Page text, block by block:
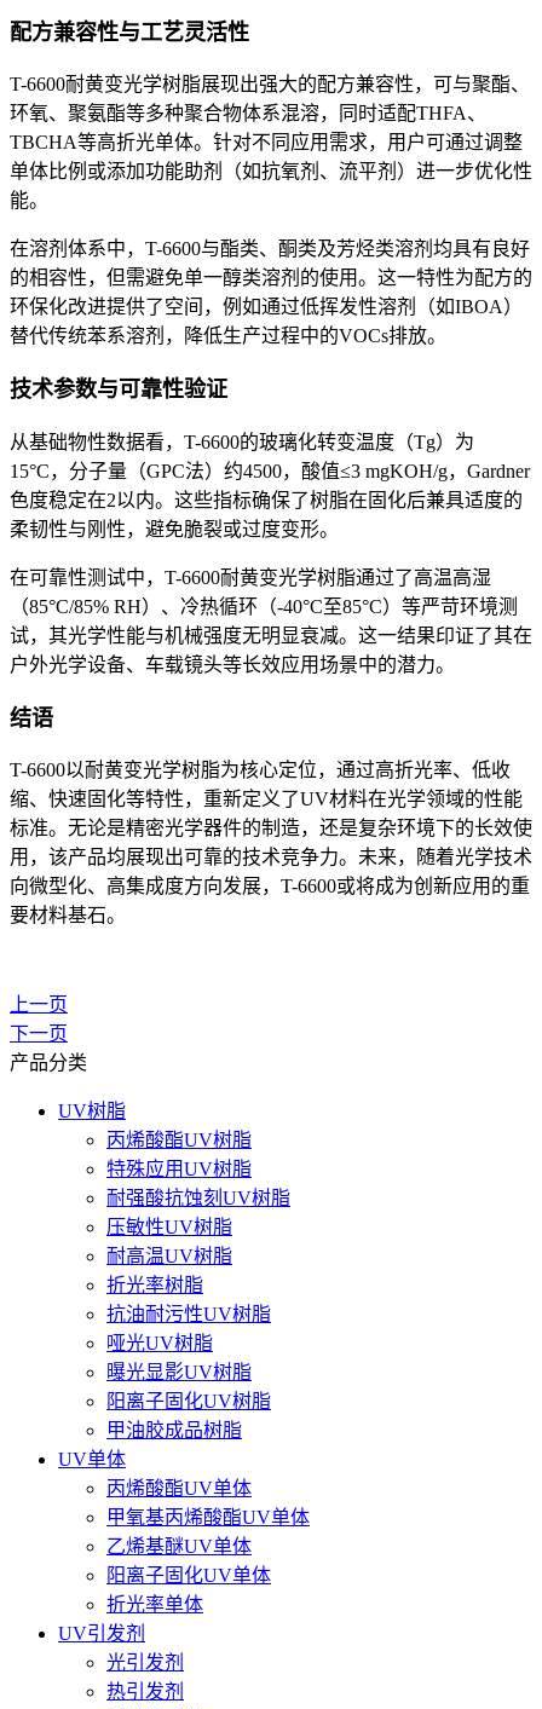
配方兼容性与工艺灵活性
T-6600耐黄变光学树脂展现出强大的配方兼容性，可与聚酯、
环氧、聚氨酯等多种聚合物体系混溶，同时适配THFA、
TBCHA等高折光单体。针对不同应用需求，用户可通过调整
单体比例或添加功能助剂（如抗氧剂、流平剂）进一步优化性
能。
在溶剂体系中，T-6600与酯类、酮类及芳烃类溶剂均具有良好
的相容性，但需避免单一醇类溶剂的使用。这一特性为配方的
环保化改进提供了空间，例如通过低挥发性溶剂（如IBOA）
替代传统苯系溶剂，降低生产过程中的VOCs排放。
技术参数与可靠性验证
从基础物性数据看，T-6600的玻璃化转变温度（Tg）为
15°C，分子量（GPC法）约4500，酸值≤3 mgKOH/g，Gardner
色度稳定在2以内。这些指标确保了树脂在固化后兼具适度的
柔韧性与刚性，避免脆裂或过度变形。
在可靠性测试中，T-6600耐黄变光学树脂通过了高温高湿
（85°C/85% RH）、冷热循环（-40°C至85°C）等严苛环境测
试，其光学性能与机械强度无明显衰减。这一结果印证了其在
户外光学设备、车载镜头等长效应用场景中的潜力。
结语
T-6600以耐黄变光学树脂为核心定位，通过高折光率、低收
缩、快速固化等特性，重新定义了UV材料在光学领域的性能
标准。无论是精密光学器件的制造，还是复杂环境下的长效使
用，该产品均展现出可靠的技术竞争力。未来，随着光学技术
向微型化、高集成度方向发展，T-6600或将成为创新应用的重
要材料基石。
上一页
下一页
产品分类
UV树脂
丙烯酸酯UV树脂
特殊应用UV树脂
耐强酸抗蚀刻UV树脂
压敏性UV树脂
耐高温UV树脂
折光率树脂
抗油耐污性UV树脂
哑光UV树脂
曝光显影UV树脂
阳离子固化UV树脂
甲油胶成品树脂
UV单体
丙烯酸酯UV单体
甲氧基丙烯酸酯UV单体
乙烯基醚UV单体
阳离子固化UV单体
折光率单体
UV引发剂
光引发剂
热引发剂